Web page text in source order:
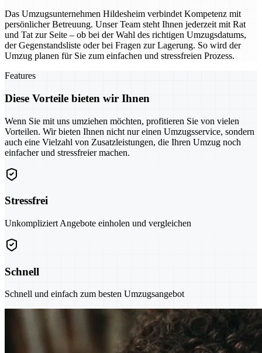
Das Umzugsunternehmen Hildesheim verbindet Kompetenz mit
persönlicher Betreuung. Unser Team steht Ihnen jederzeit mit Rat
und Tat zur Seite – ob bei der Wahl des richtigen Umzugsdatums,
der Gegenstandsliste oder bei Fragen zur Lagerung. So wird der
Umzug planen für Sie zum einfachen und stressfreien Prozess.
Features
Diese Vorteile bieten wir Ihnen
Wenn Sie mit uns umziehen möchten, profitieren Sie von vielen
Vorteilen. Wir bieten Ihnen nicht nur einen Umzugsservice, sondern
auch eine Vielzahl von Zusatzleistungen, die Ihren Umzug noch
einfacher und stressfreier machen.
Stressfrei
Unkompliziert Angebote einholen und vergleichen
Schnell
Schnell und einfach zum besten Umzugsangebot